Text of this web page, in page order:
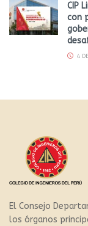
CIP
con
4
El Consejo
los órganos